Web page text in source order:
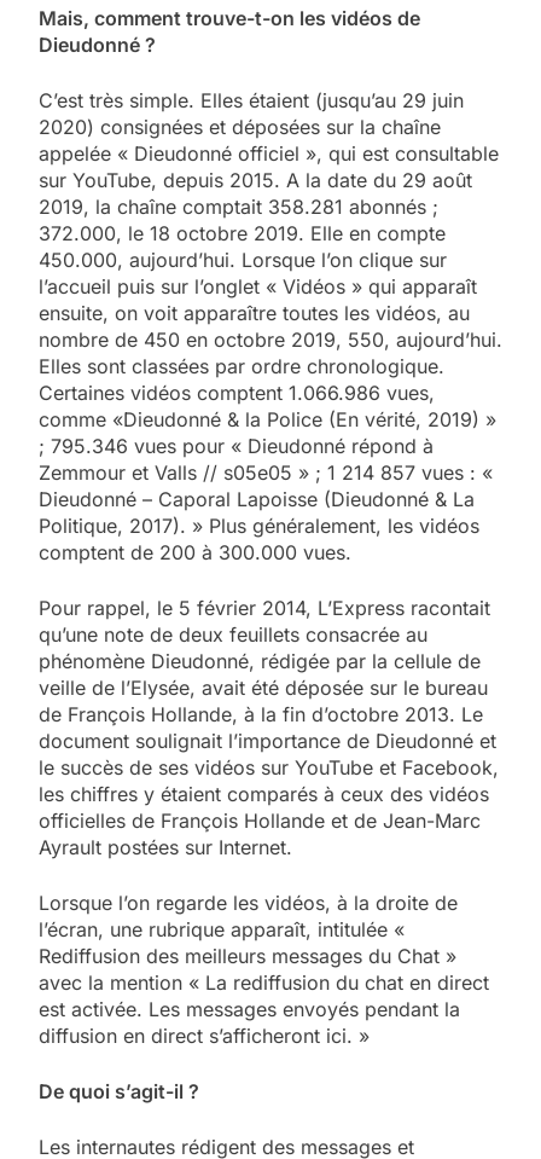
Mais, comment trouve-t-on les vidéos de
Dieudonné ?
C’est très simple. Elles étaient (jusqu’au 29 juin
2020) consignées et déposées sur la chaîne
appelée « Dieudonné officiel », qui est consultable
sur YouTube, depuis 2015. A la date du 29 août
2019, la chaîne comptait 358.281 abonnés ;
372.000, le 18 octobre 2019. Elle en compte
450.000, aujourd’hui. Lorsque l’on clique sur
l’accueil puis sur l’onglet « Vidéos » qui apparaît
ensuite, on voit apparaître toutes les vidéos, au
nombre de 450 en octobre 2019, 550, aujourd’hui.
Elles sont classées par ordre chronologique.
Certaines vidéos comptent 1.066.986 vues,
comme «Dieudonné & la Police (En vérité, 2019) »
; 795.346 vues pour « Dieudonné répond à
Zemmour et Valls // s05e05 » ; 1 214 857 vues : «
Dieudonné – Caporal Lapoisse (Dieudonné & La
Politique, 2017). » Plus généralement, les vidéos
comptent de 200 à 300.000 vues.
Pour rappel, le 5 février 2014, L’Express racontait
qu’une note de deux feuillets consacrée au
phénomène Dieudonné, rédigée par la cellule de
veille de l’Elysée, avait été déposée sur le bureau
de François Hollande, à la fin d’octobre 2013. Le
document soulignait l’importance de Dieudonné et
le succès de ses vidéos sur YouTube et Facebook,
les chiffres y étaient comparés à ceux des vidéos
officielles de François Hollande et de Jean-Marc
Ayrault postées sur Internet.
Lorsque l’on regarde les vidéos, à la droite de
l’écran, une rubrique apparaît, intitulée «
Rediffusion des meilleurs messages du Chat »
avec la mention « La rediffusion du chat en direct
est activée. Les messages envoyés pendant la
diffusion en direct s’afficheront ici. »
De quoi s’agit-il ?
Les internautes rédigent des messages et